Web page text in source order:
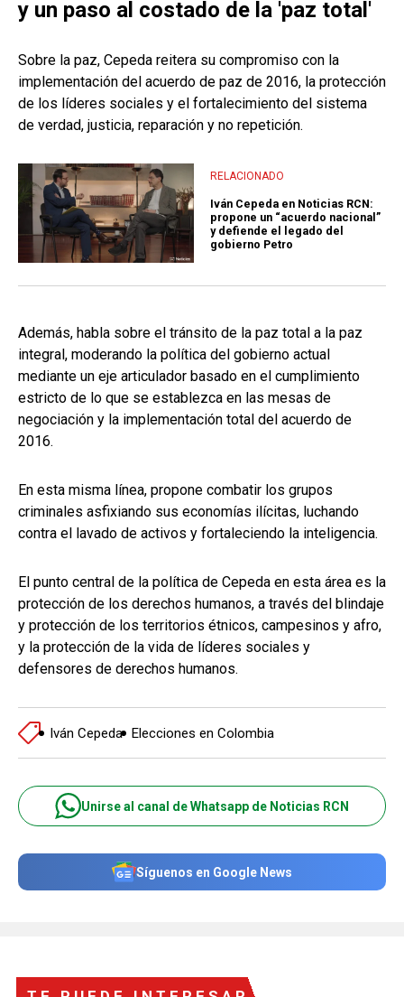
y un paso al costado de la 'paz total'
Sobre la paz, Cepeda reitera su compromiso con la
implementación del acuerdo de paz de 2016, la protección
de los líderes sociales y el fortalecimiento del sistema
de verdad, justicia, reparación y no repetición.
RELACIONADO
Iván Cepeda en Noticias RCN:
propone un “acuerdo nacional”
y defiende el legado del
gobierno Petro
Además, habla sobre el tránsito de la paz total a la paz
integral, moderando la política del gobierno actual
mediante un eje articulador basado en el cumplimiento
estricto de lo que se establezca en las mesas de
negociación y la implementación total del acuerdo de
2016.
En esta misma línea, propone combatir los grupos
criminales asfixiando sus economías ilícitas, luchando
contra el lavado de activos y fortaleciendo la inteligencia.
El punto central de la política de Cepeda en esta área es la
protección de los derechos humanos, a través del blindaje
y protección de los territorios étnicos, campesinos y afro,
y la protección de la vida de líderes sociales y
defensores de derechos humanos.
Iván Cepeda Elecciones en Colombia
Unirse al canal de Whatsapp de Noticias RCN
Síguenos en Google News